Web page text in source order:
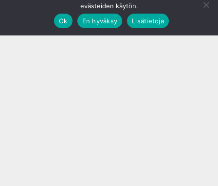
evästeiden käytön.
Ok
En hyväksy Lisätietoja